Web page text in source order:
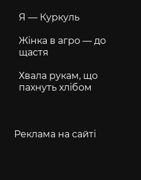
Я — Куркуль
Жінка в агро — до
щастя
Хвала рукам, що
пахнуть хлібом
Реклама на сайті